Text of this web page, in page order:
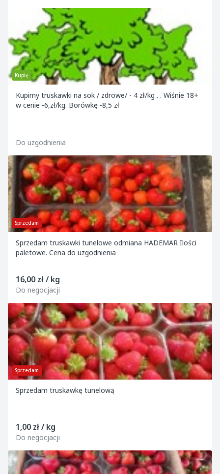
Kupię
Kupimy truskawki na sok / zdrowe/ - 4 zł/kg . . Wiśnie 18+
w cenie -6,zł/kg. Borówkę -8,5 zł
Do uzgodnienia
Sprzedam
Sprzedam truskawki tunelowe odmiana HADEMAR Ilości
paletowe. Cena do uzgodnienia
16,00 zł / kg
Do negocjacji
Sprzedam
Sprzedam truskawkę tunelową
1,00 zł / kg
Do negocjacji